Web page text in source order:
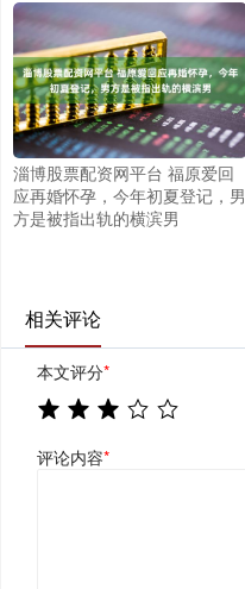
淄博股票配资网平台 福原爱回
应再婚怀孕，今年初夏登记，男
方是被指出轨的横滨男
相关评论
本文评分*
评论内容*